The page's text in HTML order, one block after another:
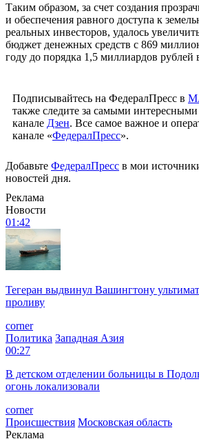
Таким образом, за счет создания
и обеспечения равного доступа к
реальных инвесторов, удалось
бюджет денежных средств с 869
году до порядка 1,5 миллиардов рублей
Подписывайтесь на ФедералПресс в
также следите за самыми
канале Дзен. Все самое важное и
канале «ФедералПресс».
Добавьте ФедералПресс в мои
новостей дня.
Реклама
Новости
01:42
Тегеран выдвинул Вашингтону
проливу
corner
Политика Западная Азия
00:27
В детском отделении больницы в
огонь локализовали
corner
Происшествия Московская область
Реклама